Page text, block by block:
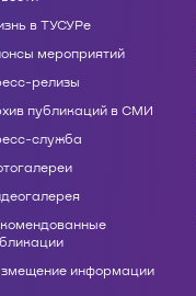
в ТУСУРе
мероприятий
релизы
публикаций в СМИ
служба
информации